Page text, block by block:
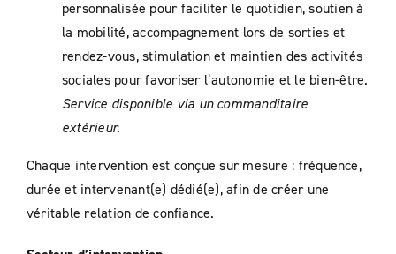
personnalisée pour faciliter le quotidien, soutien à
la mobilité, accompagnement lors de sorties et
rendez-vous, stimulation et maintien des activités
sociales pour favoriser l’autonomie et le bien-être.
Service disponible via un commanditaire
extérieur.
Chaque intervention est conçue sur mesure : fréquence,
durée et intervenant(e) dédié(e), afin de créer une
véritable relation de confiance.